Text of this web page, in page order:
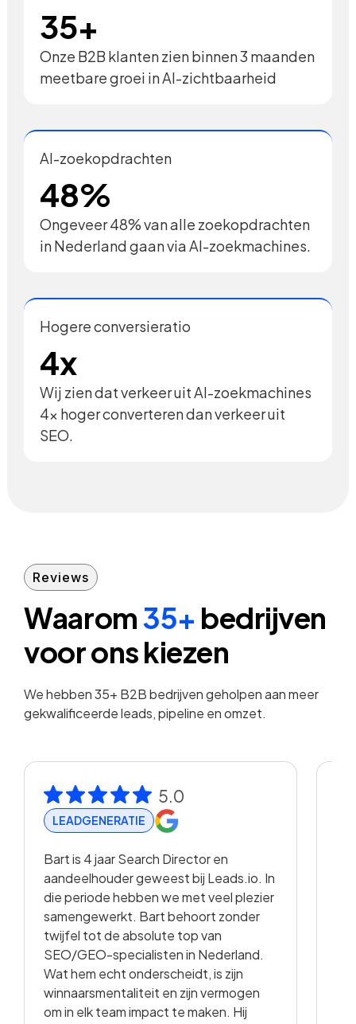
35+
Onze B2B klanten zien binnen 3 maanden
meetbare groei in AI-zichtbaarheid
AI-zoekopdrachten
48%
Ongeveer 48% van alle zoekopdrachten
in Nederland gaan via AI-zoekmachines.
Hogere conversieratio
4x
Wij zien dat verkeer uit AI-zoekmachines
4x hoger converteren dan verkeer uit
SEO.
Reviews
Waarom35+ bedrijven
voor ons kiezen
We hebben 35+ B2B bedrijven geholpen aan meer
gekwalificeerde leads, pipeline en omzet.
5.0
LEADGENERATIE
Bart is 4 jaar Search Director en
aandeelhouder geweest bij Leads.io. In
die periode hebben we met veel plezier
samengewerkt. Bart behoort zonder
twijfel tot de absolute top van
SEO/GEO-specialisten in Nederland.
Wat hem echt onderscheidt, is zijn
winnaarsmentaliteit en zijn vermogen
om in elk team impact te maken. Hij